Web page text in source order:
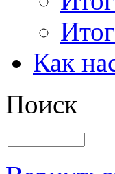
Как
Поиск